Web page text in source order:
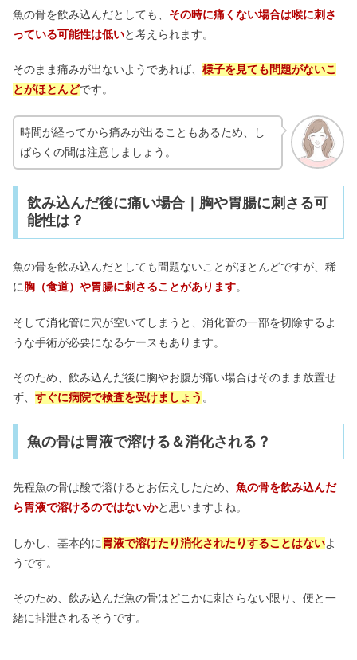
魚の骨を飲み込んだとしても、 その時に痛くない場合は喉に刺さ
っている可能性は低いと考えられます。
そのまま痛みが出ないようであれば、 様子を見ても問題がないこ
とがほとんどです。
時間が経ってから痛みが出ることもあるため、し
ばらくの間は注意しましょう。
飲み込んだ後に痛い場合｜胸や胃腸に刺さる可
能性は？
魚の骨を飲み込んだとしても問題ないことがほとんどですが、稀
に胸（食道）や胃腸に刺さることがあります。
そして消化管に穴が空いてしまうと、消化管の一部を切除するよ
うな手術が必要になるケースもあります。
そのため、飲み込んだ後に胸やお腹が痛い場合はそのまま放置せ
ず、 すぐに病院で検査を受けましょう 。
魚の骨は胃液で溶ける＆消化される？
先程魚の骨は酸で溶けるとお伝えしたため、 魚の骨を飲み込んだ
ら胃液で溶けるのではないかと思いますよね。
しかし、基本的に 胃液で溶けたり消化されたりすることはないよ
うです。
そのため、飲み込んだ魚の骨はどこかに刺さらない限り、便と一
緒に排泄されるそうです。